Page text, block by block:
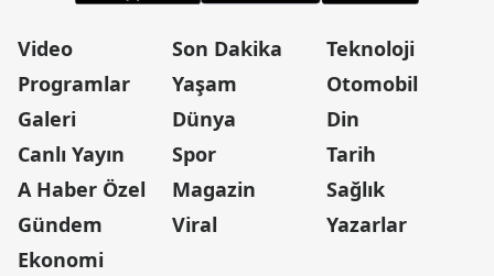
Video
Programlar
Galeri
Canlı Yayın
A Haber Özel
Gündem
Ekonomi
Son Dakika
Yaşam
Dünya
Spor
Magazin
Viral
Teknoloji
Otomobil
Din
Tarih
Sağlık
Yazarlar